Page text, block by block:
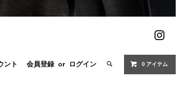
ント 会員登録 or ログイン 0 アイテム